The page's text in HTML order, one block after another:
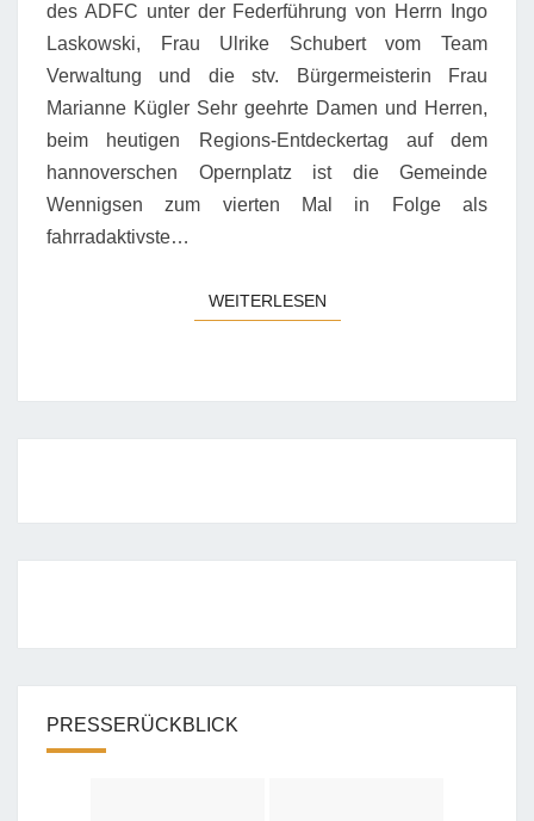
des ADFC unter der Federführung von Herrn Ingo
Laskowski, Frau Ulrike Schubert vom Team
Verwaltung und die stv. Bürgermeisterin Frau
Marianne Kügler Sehr geehrte Damen und Herren,
beim heutigen Regions-Entdeckertag auf dem
hannoverschen Opernplatz ist die Gemeinde
Wennigsen zum vierten Mal in Folge als
fahrradaktivste…
WEITERLESENWEITERLESEN
PRESSERÜCKBLICK